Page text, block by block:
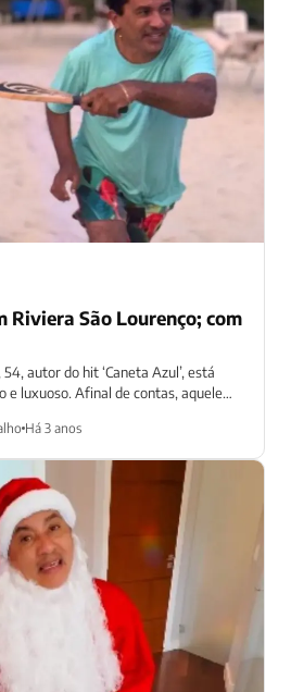
Riviera São Lourenço; com
autor do hit ‘Caneta Azul’, está
e luxuoso. Afinal de contas, aquele
Há 3 anos